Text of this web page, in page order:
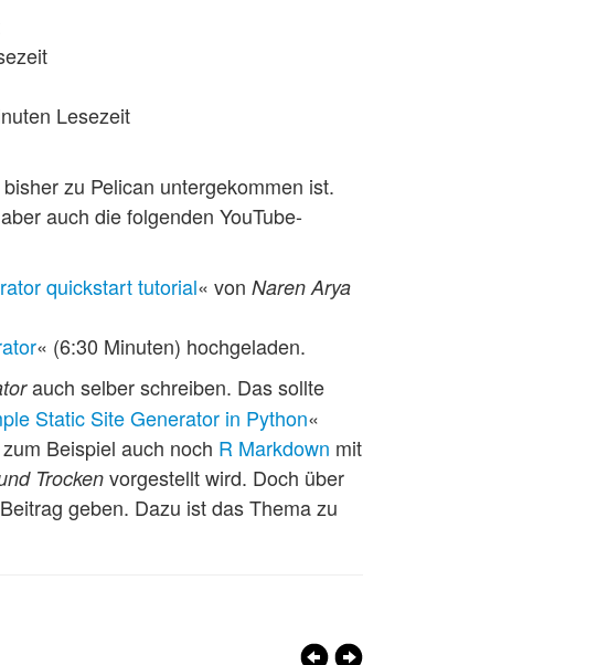
Lesezeit
zu Pelican untergekommen ist.
auch die folgenden YouTube-
quickstart tutorial« von Naren Arya
« (6:30 Minuten) hochgeladen.
auch selber schreiben. Das sollte
Static Site Generator in Python«
Beispiel auch noch R Markdown mit
Trockenvorgestellt wird. Doch über
geben. Dazu ist das Thema zu